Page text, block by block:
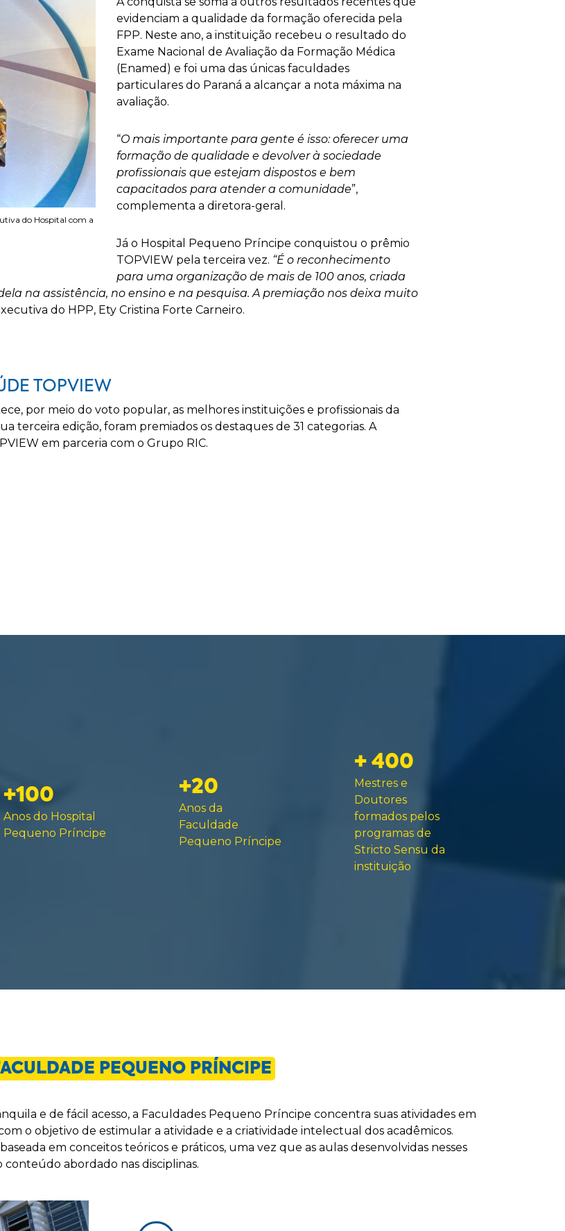
do Hospital com a
evidenciam a qualidade da formação oferecida pela
FPP. Neste ano, a instituição recebeu o resultado do
Exame Nacional de Avaliação da Formação Médica
(Enamed) e foi uma das únicas faculdades
particulares do Paraná a alcançar a nota máxima na
avaliação.
“O mais importante para gente é isso: oferecer uma
formação de qualidade e devolver à sociedade
profissionais que estejam dispostos e bem
capacitados para atender a comunidade”,
complementa a diretora-geral.
Já o Hospital Pequeno Príncipe conquistou o prêmio
TOPVIEW pela terceira vez. “É o reconhecimento
para uma organização de mais de 100 anos, criada
na assistência, no ensino e na pesquisa. A premiação nos deixa muito
do HPP, Ety Cristina Forte Carneiro.
TOPVIEW
por meio do voto popular, as melhores instituições e profissionais da
terceira edição, foram premiados os destaques de 31 categorias. A
em parceria com o Grupo RIC.
+100
Anos do Hospital
Pequeno Príncipe
+20
Anos da
Faculdade
Pequeno Príncipe
+ 400
Mestres e
Doutores
formados pelos
programas de
Stricto Sensu da
instituição
PEQUENO PRÍNCIPE
e de fácil acesso, a Faculdades Pequeno Príncipe concentra suas atividades em
o objetivo de estimular a atividade e a criatividade intelectual dos acadêmicos.
em conceitos teóricos e práticos, uma vez que as aulas desenvolvidas nesses
conteúdo abordado nas disciplinas.